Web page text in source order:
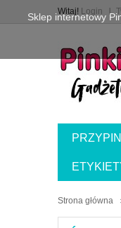
Witaj! Login
Strona główna
Sklep internetowy